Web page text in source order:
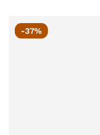
-37%